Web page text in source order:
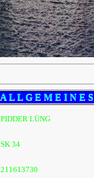
A L L G E M E I N E S
PIDDER LÜNG
SK 34
211613730